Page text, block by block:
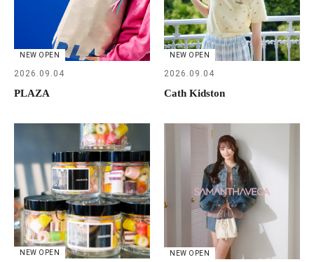
NEW OPEN
2026.09.04
PLAZA
NEW OPEN
2026.09.04
Cath Kidston
NEW OPEN NEW OPEN